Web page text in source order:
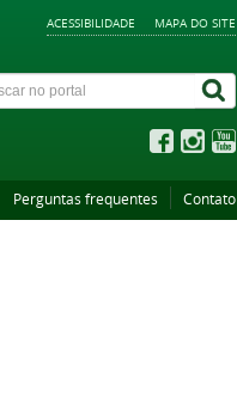
ACESSIBILIDADE MAPA DO SITE
Perguntas frequentes Contato